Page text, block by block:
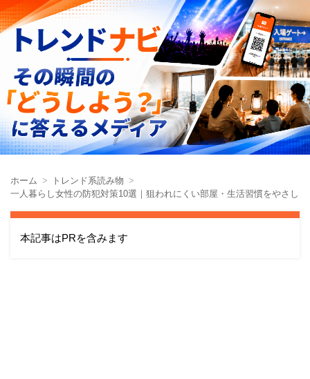
ホーム
トレンド系読み物
一人暮らし女性の防犯対策10選｜狙われにくい部屋・生活習慣をやさしく
本記事はPRを含みます